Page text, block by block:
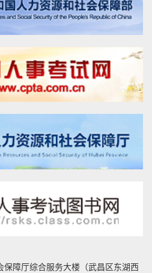
保障厅综合服务大楼（武昌区东湖西